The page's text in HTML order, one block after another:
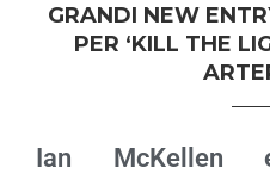
GRANDI NEW
PER ‘KILL THE
Ian McKellen